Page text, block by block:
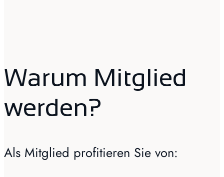
Warum Mitglied
werden?
Als Mitglied profitieren Sie von: